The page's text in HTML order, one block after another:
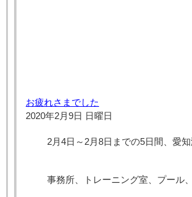
お疲れさまでした
2020年2月9日 日曜日
2月4日～2月8日までの5日間、愛
事務所、トレーニング室、プール